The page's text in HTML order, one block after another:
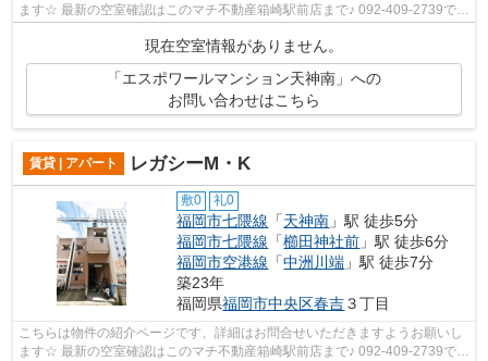
ます☆ 最新の空室確認はこのマチ不動産箱崎駅前店まで♪ 092-409-2739で
す！迅速に対応致します！！！！！♪
現在空室情報がありません。
「エスポワールマンション天神南」への
お問い合わせはこちら
賃貸 | アパート レガシーM・K
敷0 礼0
福岡市七隈線 「天神南 」駅 徒歩5分
福岡市七隈線 「櫛田神社前 」駅 徒歩6分
福岡市空港線 「中洲川端 」駅 徒歩7分
築23年
福岡県福岡市中央区春吉３丁目
こちらは物件の紹介ページです、詳細はお問合せいただきますようお願いし
ます☆ 最新の空室確認はこのマチ不動産箱崎駅前店まで♪ 092-409-2739で